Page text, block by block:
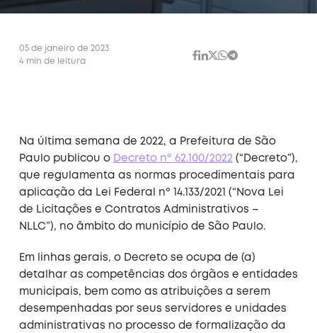
05 de janeiro de 2023
4 min de leitura
Na última semana de 2022, a Prefeitura de São
Paulo publicou o Decreto nº 62.100/2022(“Decreto”),
que regulamenta as normas procedimentais para
aplicação da Lei Federal nº 14.133/2021 (“Nova Lei
de Licitações e Contratos Administrativos –
NLLC”), no âmbito do município de São Paulo.
Em linhas gerais, o Decreto se ocupa de (a)
detalhar as competências dos órgãos e entidades
municipais, bem como as atribuições a serem
desempenhadas por seus servidores e unidades
administrativas no processo de formalização da